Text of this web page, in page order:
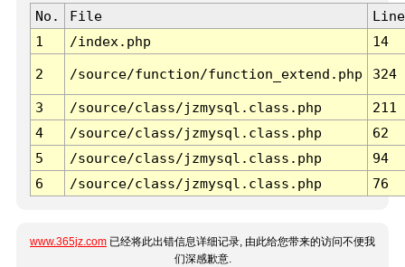
No. File
Line
1
/index.php 14
2 /source/function/function_extend.php 324
3 /source/class/jzmysql.class.php
211
4
/source/class/jzmysql.class.php
62
5
/source/class/jzmysql.class.php
94
6
/source/class/jzmysql.class.php 76
www.365jz.com 已经将此出错信息详细记录, 由此给您带来的访问不便我
们深感歉意.